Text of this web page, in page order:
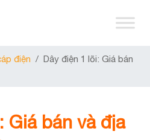
điện / Dây điện 1 lõi: Giá bán
Giá bán và địa